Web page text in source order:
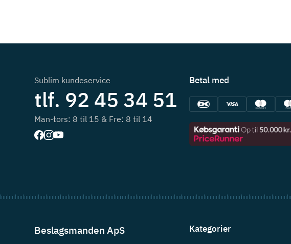
Sublim kundeservice
tlf. 92 45 34 51
Man-tors: 8 til 15 & Fre: 8 til 14
Betal med
Beslagsmanden ApS Kategorier